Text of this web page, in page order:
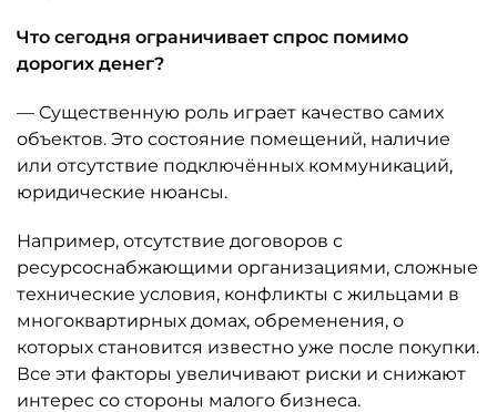
Что сегодня ограничивает спрос помимо
дорогих денег?
— Существенную роль играет качество самих
объектов. Это состояние помещений, наличие
или отсутствие подключённых коммуникаций,
юридические нюансы.
Например, отсутствие договоров с
ресурсоснабжающими организациями, сложные
технические условия, конфликты с жильцами в
многоквартирных домах, обременения, о
которых становится известно уже после покупки.
Все эти факторы увеличивают риски и снижают
интерес со стороны малого бизнеса.